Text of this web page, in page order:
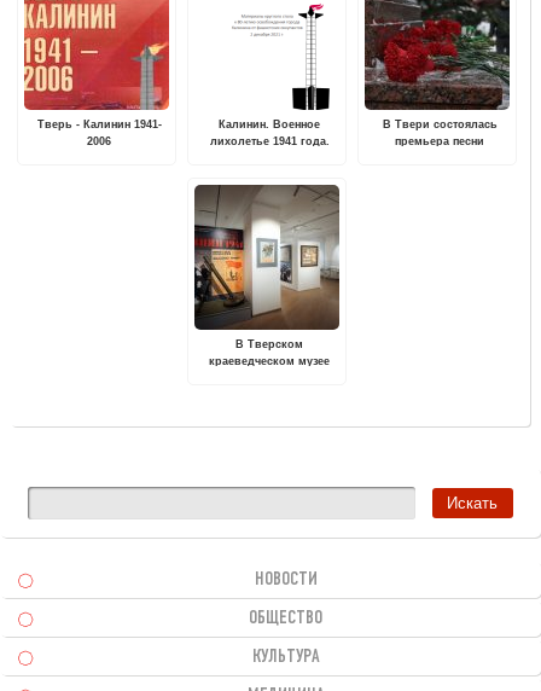
Тверь - Калинин 1941-
2006
Калинин. Военное
лихолетье 1941 года.
изучения
В Твери состоялась
премьера песни
В Тверском
краеведческом музее
информация"
НОВОСТИ
ОБЩЕСТВО
КУЛЬТУРА